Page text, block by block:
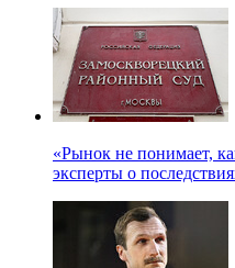
«Рынок не понимает,
эксперты о